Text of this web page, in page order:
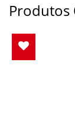
Produtos